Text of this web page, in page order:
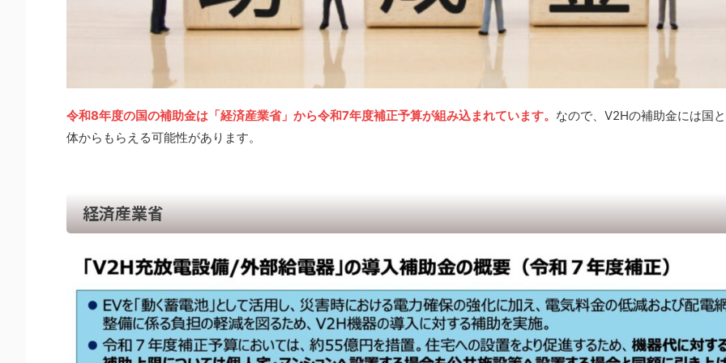
令和8年度の国の補助金は「経済産業省」から令和7年度補正予算が組み込まれています。 なので、V2Hの補助金には国
体からもらえる可能性があります。
経済産業省